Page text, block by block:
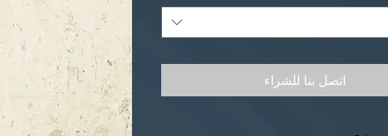
اتصل بنا للشراء